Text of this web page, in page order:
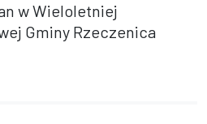
w Wieloletniej
Gminy Rzeczenica